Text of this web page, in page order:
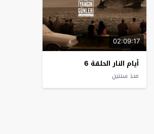
02:09:17
أيام النار الحلقة 6
منذ سنتين